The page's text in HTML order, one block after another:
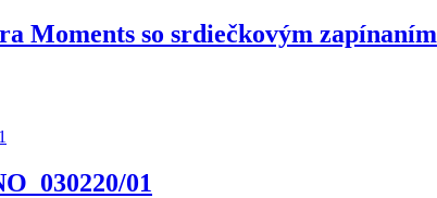
Moments so srdiečkovým zapínaním
01